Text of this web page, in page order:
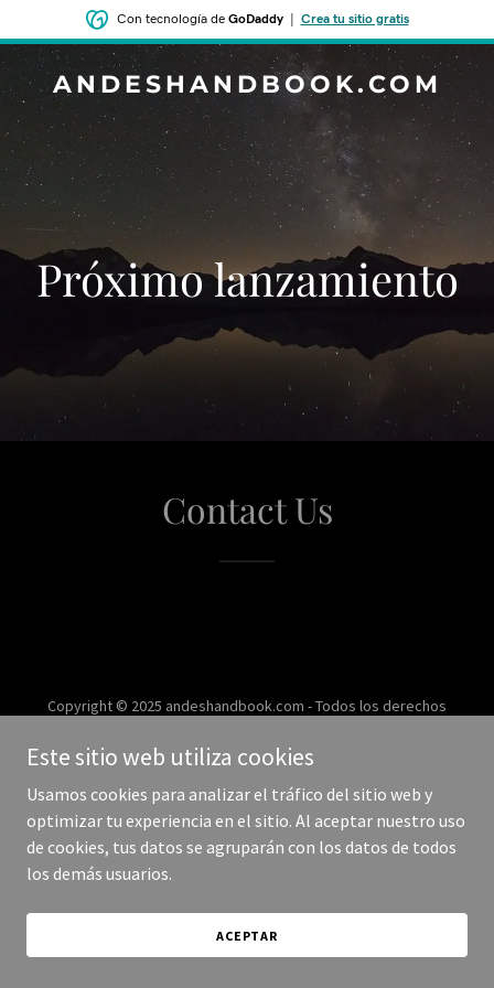
Con tecnología de GoDaddy| Crea tu sitio gratis
ANDESHANDBOOK.COM
‌‌Próximo lanzamiento
Contact Us
Copyright © 2025 andeshandbook.com - Todos los derechos
Este sitio web utiliza cookies
Usamos cookies para analizar el tráfico del sitio web y
optimizar tu experiencia en el sitio. Al aceptar nuestro uso
de cookies, tus datos se agruparán con los datos de todos
los demás usuarios.
ACEPTAR